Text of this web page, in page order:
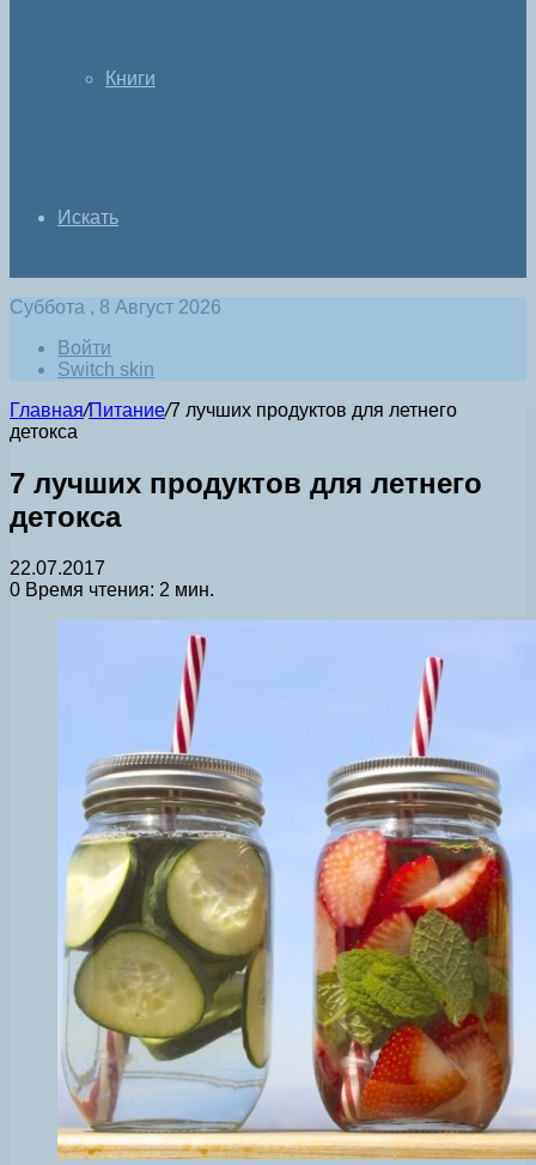
Книги
Искать
Суббота , 8 Август 2026
Войти
Switch skin
Главная/Питание/7 лучших продуктов для летнего
детокса
7 лучших продуктов для летнего
детокса
22.07.2017
0 Время чтения: 2 мин.